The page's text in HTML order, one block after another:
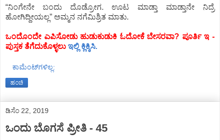
“ನಿಂಗೇನೇ ಬಂದು ದೊಡ್ರೋಗ. ಊಟ ಮಾಡ್ತಾ ಮಾಡ್ತಾನೇ ನಿದ್ರೆ
ಹೋಗಿದ್ದೀಯಲ್ಲ” ಅಮ್ಮನ ನಗೆಮಿಶ್ರಿತ ಮಾತು.
ಒಂದೊಂದೇ ಎಪಿಸೋಡು ಹುಡುಕುಡುಕಿ ಓದೋಕೆ ಬೇಸರವಾ? ಪೂರ್ತಿ ಇ -
ಪುಸ್ತಕ ತೆಗೆದುಕೊಳ್ಳಲುಇಲ್ಲಿ ಕ್ಲಿಕ್ಕಿಸಿ.
ಕಾಮೆಂಟ್‌ಗಳಿಲ್ಲ:
ಹಂಚಿ
ಡಿಸೆಂ 22, 2019
ಒಂದು ಬೊಗಸೆ ಪ್ರೀತಿ - 45